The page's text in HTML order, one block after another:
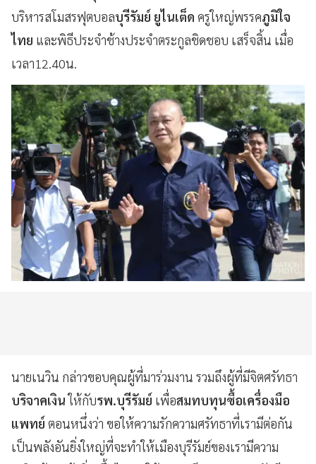
บริหารสโมสรฟุตบอลบุรีรัมย์ ยูไนเต็ด ครูใหญ่พรรคภูมิใจ
ไทย และพิธีประจำช้างประจำตระกูลชิดชอบ เสร็จสิ้น เมื่อ
เวลา12.40น.
นายเนวิน กล่าวขอบคุณผู้ที่มาร่วมงาน รวมถึงผู้ที่มีจิตศรัทธา
บริจาคเงินให้กับรพ.บุรีรัมย์ เพื่อสมทบทุนซื้อเครื่องมือ
แพทย์ ตอนหนึ่งว่า ขอให้ความรักความศรัทธาที่เรามีต่อกัน
เป็นพลังอันยิ่งใหญ่ที่จะทำให้เมืองบุรีรัมย์ของเรามีความ